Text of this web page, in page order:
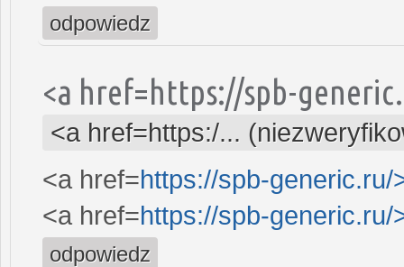
odpowiedz
<a href=https://spb-
<a href=https:/...
<a href=https://spb-generic.ru/
<a href=https://spb-generic.ru/
odpowiedz